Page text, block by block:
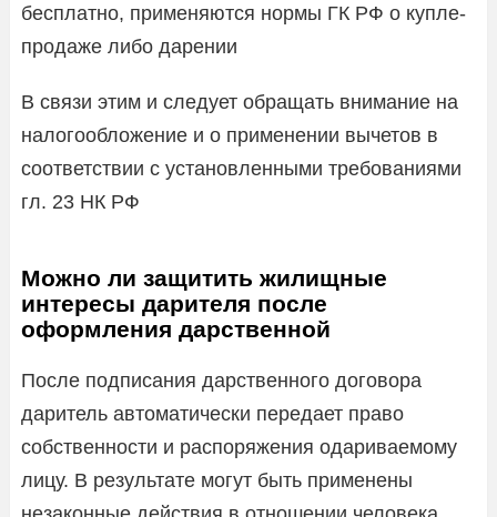
бесплатно, применяются нормы ГК РФ о купле-
продаже либо дарении
В связи этим и следует обращать внимание на
налогообложение и о применении вычетов в
соответствии с установленными требованиями
гл. 23 НК РФ
Можно ли защитить жилищные
интересы дарителя после
оформления дарственной
После подписания дарственного договора
даритель автоматически передает право
собственности и распоряжения одариваемому
лицу. В результате могут быть применены